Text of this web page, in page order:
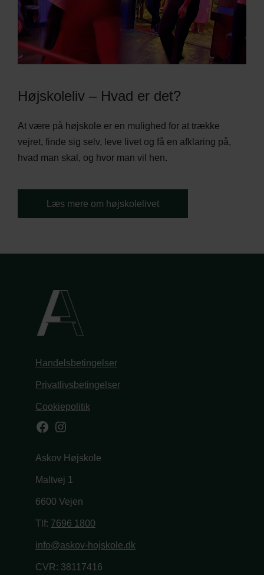
Højskoleliv – Hvad er det?
At være på højskole er en mulighed for at trække
vejret, finde sig selv, leve livet og få en afklaring på,
hvad man skal, og hvor man vil hen.
Læs mere om højskolelivet
Handelsbetingelser
Privatlivsbetingelser
Cookiepolitik
Facebook
Instagram
Askov Højskole
Maltvej 1
6600 Vejen
Tlf: 7696 1800
info@askov-hojskole.dk
CVR: 38117416